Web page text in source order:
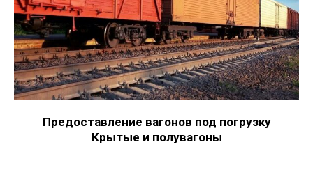
Предоставление вагонов под погрузку
Крытые и полувагоны